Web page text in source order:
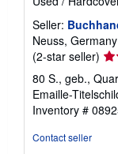
Seller:
Neuss, Germany
(2-star seller)
2
out
of
80 S., geb.,
Emaille-
Inventory #
Contact seller